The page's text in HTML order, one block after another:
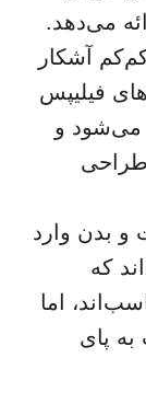
می‌دهد.
آشکار
فیلیپس
می‌شود و
طراحی
بدن وارد
که
اما
به پای